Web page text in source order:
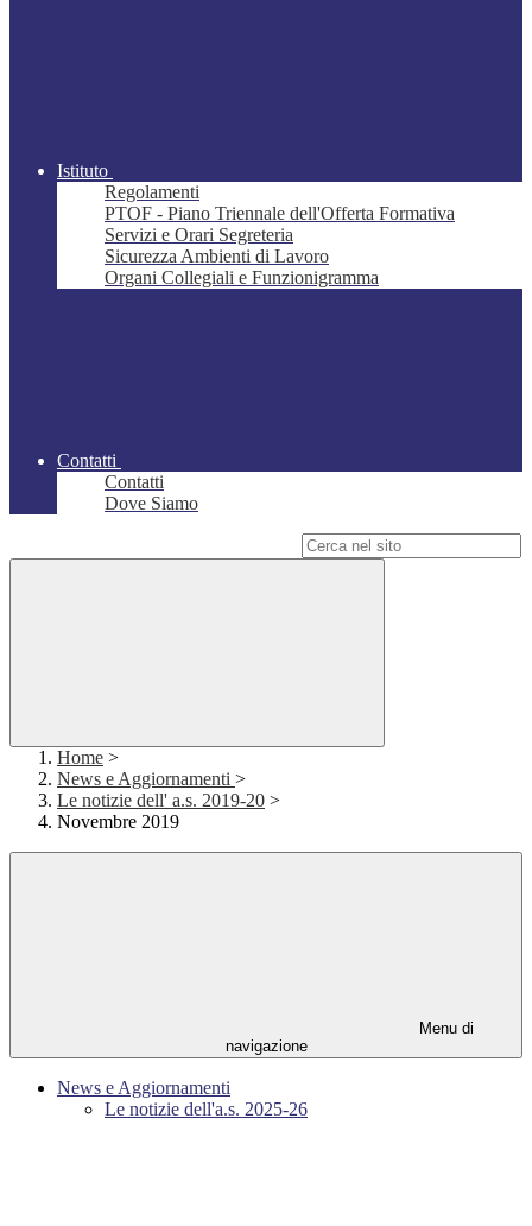
Istituto
Regolamenti
PTOF - Piano Triennale dell'Offerta Formativa
Servizi e Orari Segreteria
Sicurezza Ambienti di Lavoro
Organi Collegiali e Funzionigramma
Contatti
Contatti
Dove Siamo
Home >
News e Aggiornamenti >
Le notizie dell' a.s. 2019-20 >
Novembre 2019
Menu di
navigazione
News e Aggiornamenti
Le notizie dell'a.s. 2025-26